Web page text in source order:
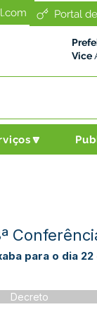
Portal
Vice
para o dia
Decreto